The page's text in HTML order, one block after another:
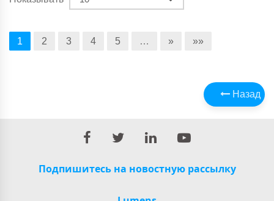
1 2 3 4 5 … » »»
Назад
Подпишитесь на новостную рассылку